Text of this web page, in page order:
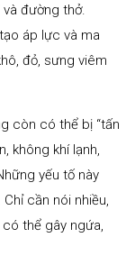
đường thở.
áp lực và ma
đỏ, sưng viêm
còn có thể bị “tấn
không khí lạnh,
yếu tố này
cần nói nhiều,
thể gây ngứa,